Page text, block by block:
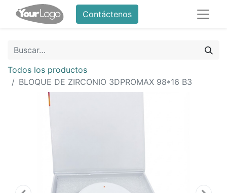
Contáctenos
Todos los productos
BLOQUE DE ZIRCONIO 3DPROMAX 98*16 B3